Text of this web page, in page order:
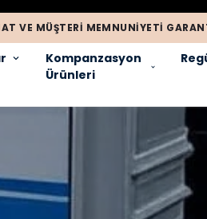
VE MÜŞTERI MEMNUNIYETI
Kompanzasyon
Ürünleri